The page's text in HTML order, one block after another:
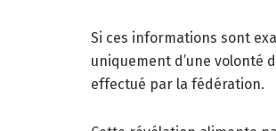
Si ces informations sont
uniquement d’une volonté
effectué par la fédération.